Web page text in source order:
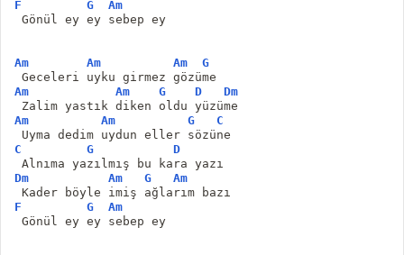
F
G
Am
Gönül ey ey sebep ey
Am Am Am
G
Geceleri uyku girmez gözüme
Am
Am G D
Dm
Zalim yastık diken oldu yüzüme
Am
Am G
C
Uyma dedim uydun eller sözüne
C
G
D
Alnıma yazılmış bu kara yazı
Dm
Am G
Am
Kader böyle imiş ağlarım bazı
F
G
Am
Gönül ey ey sebep ey